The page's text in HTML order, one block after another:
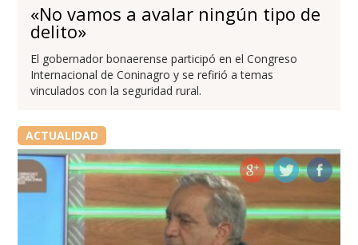
«No vamos a avalar ningún tipo de
delito»
El gobernador bonaerense participó en el Congreso
Internacional de Coninagro y se refirió a temas
vinculados con la seguridad rural.
ACTUALIDAD